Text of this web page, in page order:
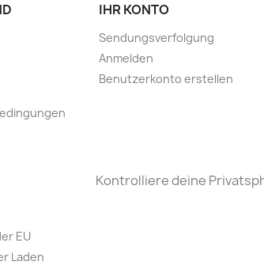
EU
Laden
IHR KONTO
Sendungsverfolgung
Anmelden
Benutzerkonto erstellen
Kontrolliere deine